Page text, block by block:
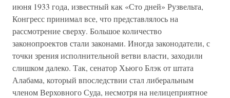
июня 1933 года, известный как «Сто дней» Рузвельта,
Конгресс принимал все, что представлялось на
рассмотрение сверху. Большое количество
законопроектов стали законами. Иногда законодатели, с
точки зрения исполнительной ветви власти, заходили
слишком далеко. Так, сенатор Хьюго Блэк от штата
Алабама, который впоследствии стал либеральным
членом Верховного Суда, несмотря на нелицеприятное